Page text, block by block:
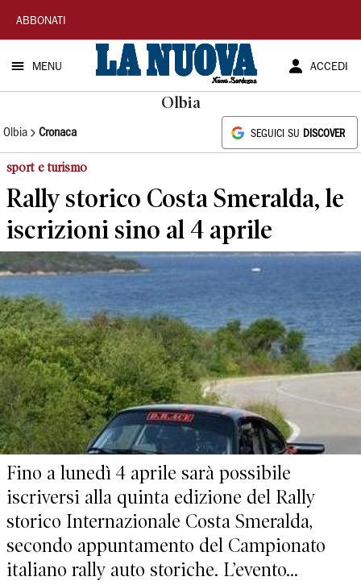
La
Nuova
Sardegna
ABBONATI
MENU ACCEDI
Olbia
Olbia Cronaca SEGUICI SU DISCOVER
sport e turismo
Rally storico Costa Smeralda, le
iscrizioni sino al 4 aprile
Fino a lunedì 4 aprile sarà possibile
iscriversi alla quinta edizione del Rally
storico Internazionale Costa Smeralda,
secondo appuntamento del Campionato
italiano rally auto storiche. L’evento...